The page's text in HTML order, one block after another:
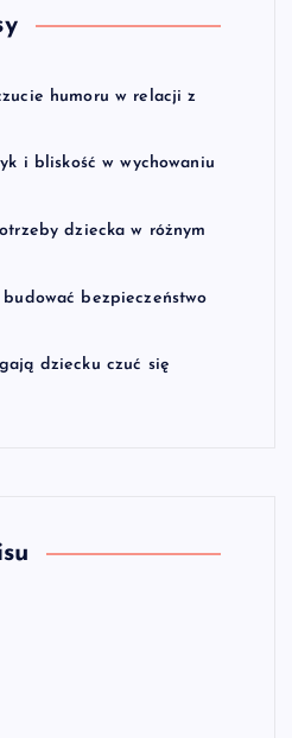
humoru w relacji z
i bliskość w wychowaniu
dziecka w różnym
bezpieczeństwo
dziecku czuć się